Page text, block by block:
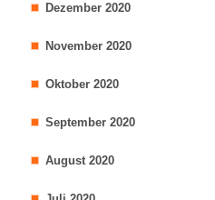
Dezember 2020
November 2020
Oktober 2020
September 2020
August 2020